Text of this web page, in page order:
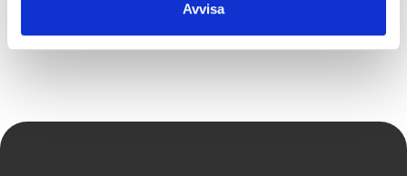
Avvisa